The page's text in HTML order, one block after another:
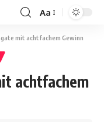
Aa
mit achtfachem Gewinn
achtfachem